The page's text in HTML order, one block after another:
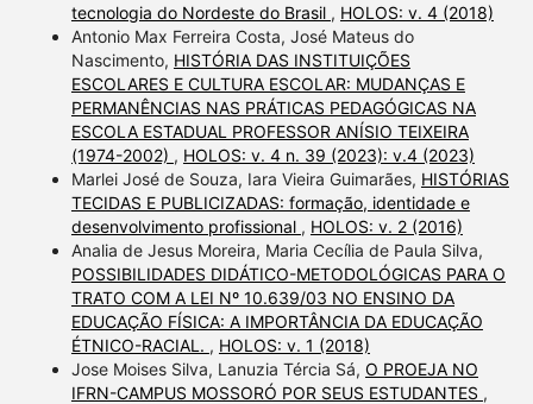
tecnologia do Nordeste do Brasil , HOLOS: v. 4 (2018)
Antonio Max Ferreira Costa, José Mateus do
Nascimento, HISTÓRIA DAS INSTITUIÇÕES
ESCOLARES E CULTURA ESCOLAR: MUDANÇAS E
PERMANÊNCIAS NAS PRÁTICAS PEDAGÓGICAS NA
ESCOLA ESTADUAL PROFESSOR ANÍSIO TEIXEIRA
(1974-2002) , HOLOS: v. 4 n. 39 (2023): v.4 (2023)
Marlei José de Souza, Iara Vieira Guimarães, HISTÓRIAS
TECIDAS E PUBLICIZADAS: formação, identidade e
desenvolvimento profissional , HOLOS: v. 2 (2016)
Analia de Jesus Moreira, Maria Cecília de Paula Silva,
POSSIBILIDADES DIDÁTICO-METODOLÓGICAS PARA O
TRATO COM A LEI Nº 10.639/03 NO ENSINO DA
EDUCAÇÃO FÍSICA: A IMPORTÂNCIA DA EDUCAÇÃO
ÉTNICO-RACIAL. , HOLOS: v. 1 (2018)
Jose Moises Silva, Lanuzia Tércia Sá, O PROEJA NO
IFRN-CAMPUS MOSSORÓ POR SEUS ESTUDANTES ,